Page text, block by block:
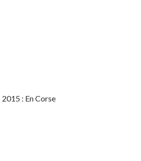
2015 : En Corse